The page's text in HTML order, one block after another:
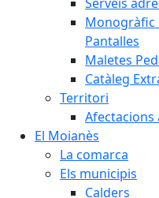
Monogràfic
Pantalles
Maletes
Catàleg
Territori
Afectacions
El Moianès
La comarca
Els municipis
Calders